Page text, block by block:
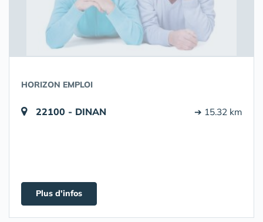
HORIZON EMPLOI
22100 - DINAN ➔ 15.32 km
Plus d'infos